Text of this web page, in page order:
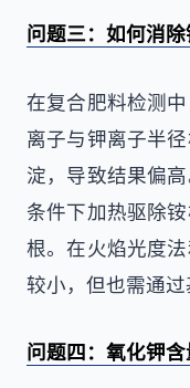
问题三：如何消
在复合肥料检测
离子与钾离子半
淀，导致结果偏
条件下加热驱除
根。在火焰光度
较小，但也需通过
问题四：氧化钾含